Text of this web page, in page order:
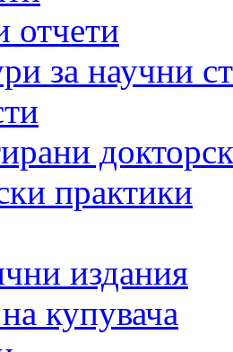
отчети
за научни
практики
издания
купувача